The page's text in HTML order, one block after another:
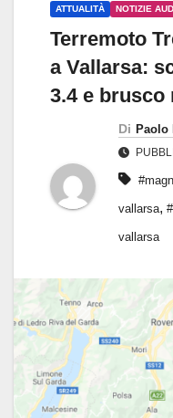
ATTUALITÀ NOTIZIE
Terremoto
a Vallarsa:
3.4 e
Di Paolo
vallarsa,
vallarsa